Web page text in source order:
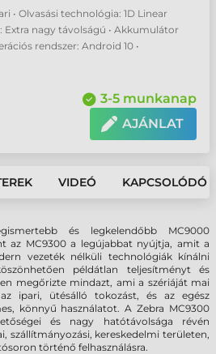
• Olvasási technológia: 1D Linear
Extra nagy távolságú • Akkumulátor
rendszer: Android 10 •
3-5 munkanap
AJÁNLAT
VIDEÓ KAPCSOLÓDÓ
és legkelendőbb MC9000
az MC9300 a legújabbat nyújtja, amit a
vezeték nélküli technológiák kínálni
példátlan teljesítményt és
megőrizte mindazt, ami a szériáját mai
ipari, ütésálló tokozást, és az egész
könnyű használatot. A Zebra MC9300
és nagy hatótávolsága révén
szállítmányozási, kereskedelmi területen,
történő felhasználásra.